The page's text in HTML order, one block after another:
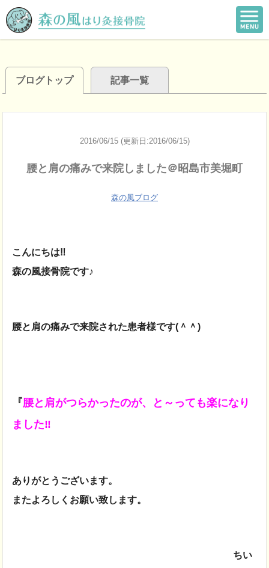
ブログトップ 記事一覧
2016/06/15 (更新日:2016/06/15)
腰と肩の痛みで来院しました＠昭島市美堀町
森の風ブログ
こんにちは‼
森の風接骨院です♪
腰と肩の痛みで来院された患者様です(＾＾)
『腰と肩がつらかったのが、と～っても楽になり
ました‼
ありがとうございます。
またよろしくお願い致します。
ちい